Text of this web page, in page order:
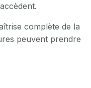
complète de la
peuvent prendre